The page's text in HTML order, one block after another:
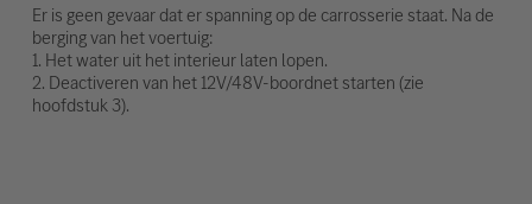
Er is geen gevaar dat er spanning op de carrosserie staat. Na de
berging van het voertuig:
1. Het water uit het interieur laten lopen.
2. Deactiveren van het 12V/48V-boordnet starten (zie
hoofdstuk 3).